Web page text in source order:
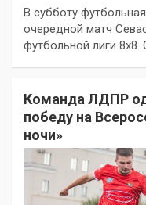
В субботу
очередной матч
футбольной лиги 8х8.
Команда ЛДПР
победу на
ночи»